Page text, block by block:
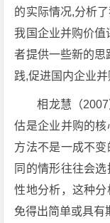
的实际情况,分析
我国企业并购价值
者提供一些新的思
践,促进国内企业并
相龙慧（
估是企业并购的
方法不是一成不
同的情形往往会
性地分析，这种
免得出简单或具有